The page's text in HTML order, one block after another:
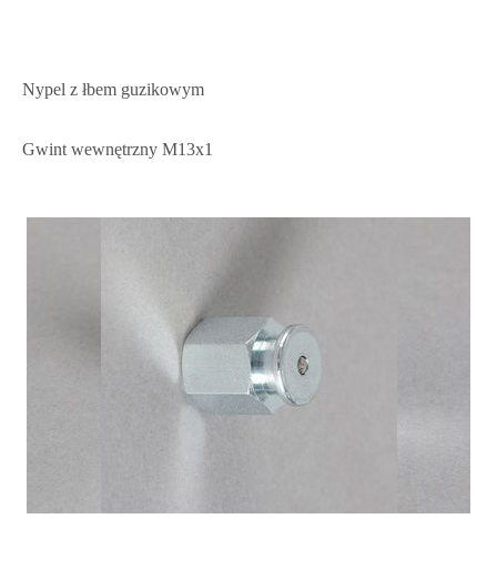
Nypel z łbem guzikowym
Gwint wewnętrzny M13x1